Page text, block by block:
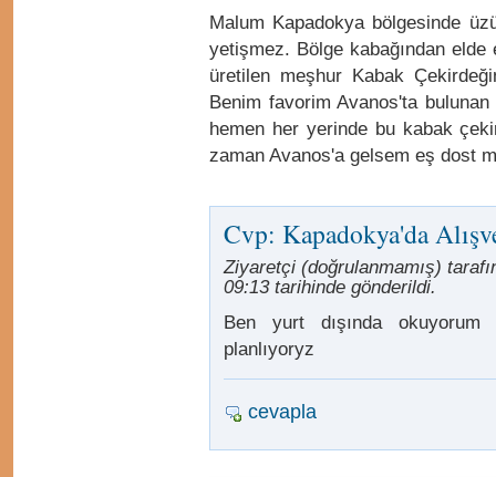
Malum Kapadokya bölgesinde
yetişmez. Bölge kabağından
üretilen meşhur Kabak
Benim favorim Avanos'ta
hemen her yerinde bu kabak
zaman Avanos'a gelsem eş dost
Cvp: Kapadokya'da
Ziyaretçi (doğrulanmamış)
09:13 tarihinde gönderildi.
Ben yurt dışında
planlıyoryz
cevapla